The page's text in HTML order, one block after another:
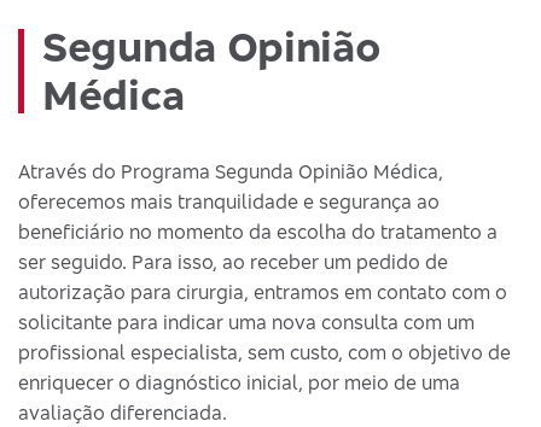
Segunda Opinião
Médica
Através do Programa Segunda Opinião Médica,
oferecemos mais tranquilidade e segurança ao
beneficiário no momento da escolha do tratamento a
ser seguido. Para isso, ao receber um pedido de
autorização para cirurgia, entramos em contato com o
solicitante para indicar uma nova consulta com um
profissional especialista, sem custo, com o objetivo de
enriquecer o diagnóstico inicial, por meio de uma
avaliação diferenciada.